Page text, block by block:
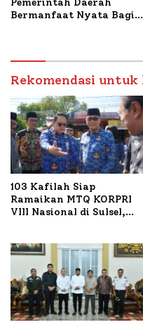
Bermanfaat Nyata Bagi
Petelur di Desa Bataal
Timur
Rekomendasi untuk
103 Kafilah Siap
Ramaikan MTQ KORPRI
VIII Nasional di Sulsel,